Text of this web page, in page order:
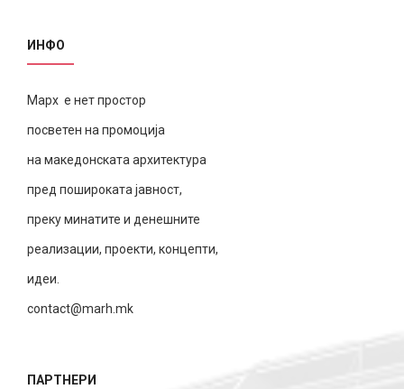
ИНФО
Марх е нет простор
посветен на промоција
на македонската архитектура
пред пошироката јавност,
преку минатите и денешните
реализации, проекти, концепти,
идеи.
contact@marh.mk
ПАРТНЕРИ